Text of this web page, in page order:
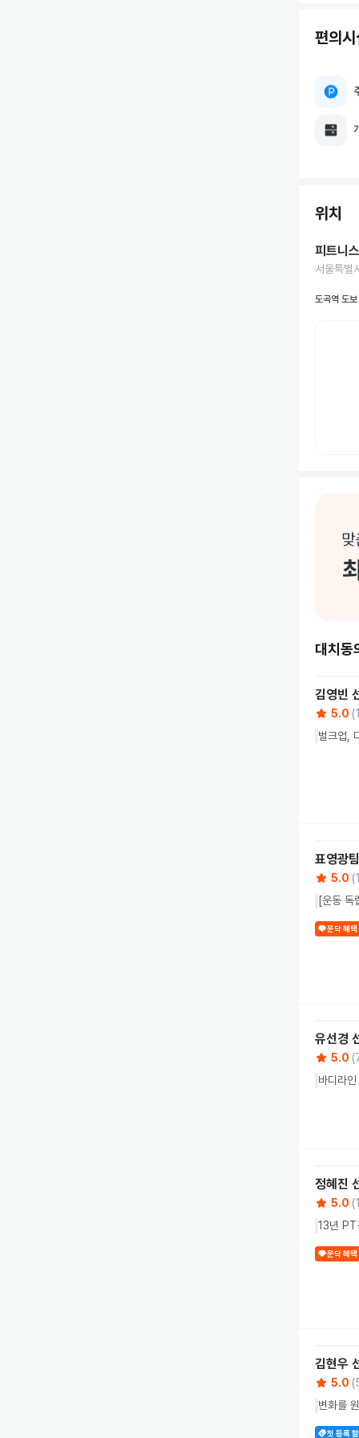
편의
위치
피트니
서울특별
도곡역 도
대치동
김영빈
5.0 (
벌크업,
표영광
5.0 (
[운동 독
운닥 혜택
유선경
5.0 (
바디라
정혜진
5.0 (
13년 PT
운닥 혜택
김현우
5.0 (
변화를
첫 등록